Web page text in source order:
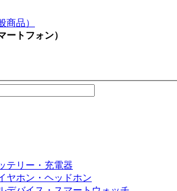
商品）
ートフォン）
テリー・充電器
ヤホン・ヘッドホン